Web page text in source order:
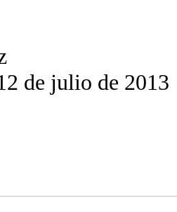
de julio de 2013